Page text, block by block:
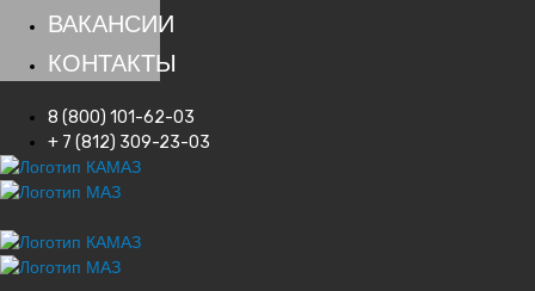
ВАКАНСИИ
КОНТАКТЫ
8 (800) 101-62-03
+ 7 (812) 309-23-03